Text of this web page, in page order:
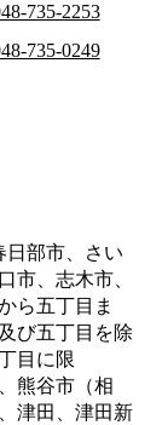
735-2253
735-0249
日部市、さい
市、志木市、
ら五丁目ま
び五丁目を除
目に限
熊谷市（相
津田、津田新